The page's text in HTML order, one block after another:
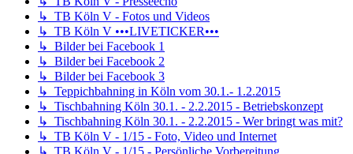
↳ TB Köln V - Fotos und Videos
↳ TB Köln V •••LIVETICKER•••
↳ Bilder bei Facebook 1
↳ Bilder bei Facebook 2
↳ Bilder bei Facebook 3
↳ Teppichbahning in Köln vom 30.1.- 1.2.2015
↳ Tischbahning Köln 30.1. - 2.2.2015 - Betriebskonzept
↳ Tischbahning Köln 30.1. - 2.2.2015 - Wer bringt was mit?
↳ TB Köln V - 1/15 - Foto, Video und Internet